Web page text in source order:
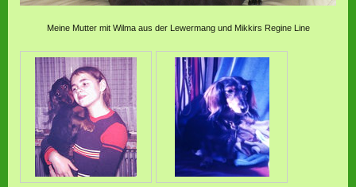
Meine Mutter mit Wilma aus der Lewermang und Mikkirs Regine Line